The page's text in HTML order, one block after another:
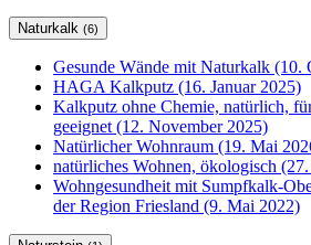
Naturkalk (6)
Gesunde Wände mit Naturkalk (10.
HAGA Kalkputz (16. Januar 2025)
Kalkputz ohne Chemie, natürlich,
geeignet (12. November 2025)
Natürlicher Wohnraum (19. Mai
natürliches Wohnen, ökologisch
Wohngesundheit mit Sumpfkalk-
der Region Friesland (9. Mai 2022)